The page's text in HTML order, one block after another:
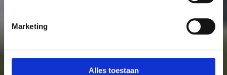
Marketing
Alles toestaan